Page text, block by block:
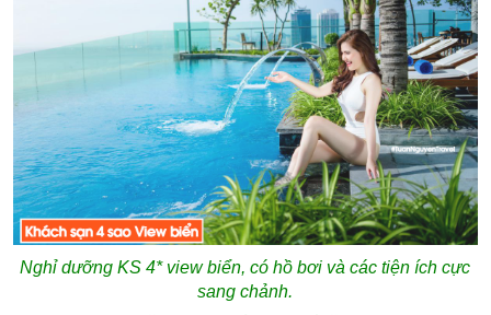
Nghỉ dưỡng KS 4* view biển, có hồ bơi và các tiện ích cực
sang chảnh.